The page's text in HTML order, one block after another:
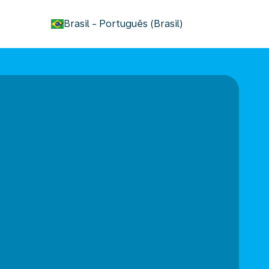
Brasil - Português (Brasil)
keyboard_arrow_down